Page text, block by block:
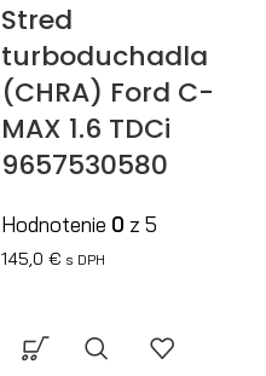
Stred
turboduchadla
(CHRA) Ford C-
MAX 1.6 TDCi
9657530580
Hodnotenie 0 z 5
145,0 € s DPH